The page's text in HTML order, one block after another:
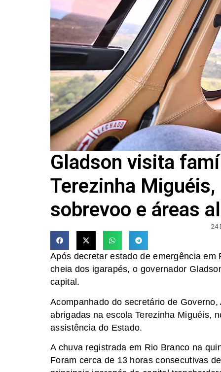
Gladson visita
Terezinha
sobrevoo e áreas
24
Após decretar estado de emergência
cheia dos igarapés, o governador
capital.
Acompanhado do secretário de
abrigadas na escola Terezinha Miguéis,
assistência do Estado.
A chuva registrada em Rio Branco na
Foram cerca de 13 horas consecutivas